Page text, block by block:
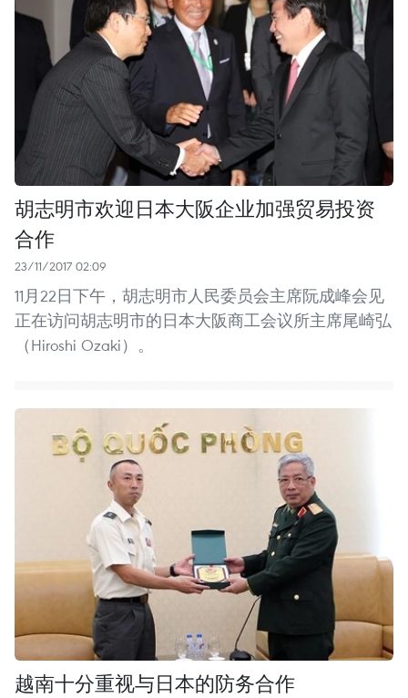
胡志明市欢迎日本大阪企业加强贸易投资
合作
23/11/2017 02:09
11月22日下午，胡志明市人民委员会主席阮成峰会见
正在访问胡志明市的日本大阪商工会议所主席尾崎弘
（Hiroshi Ozaki）。
越南十分重视与日本的防务合作